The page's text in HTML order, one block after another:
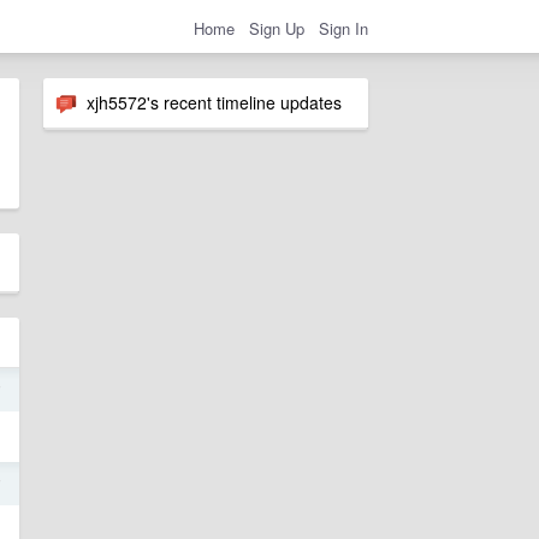
Home Sign Up Sign In
xjh5572's recent timeline updates